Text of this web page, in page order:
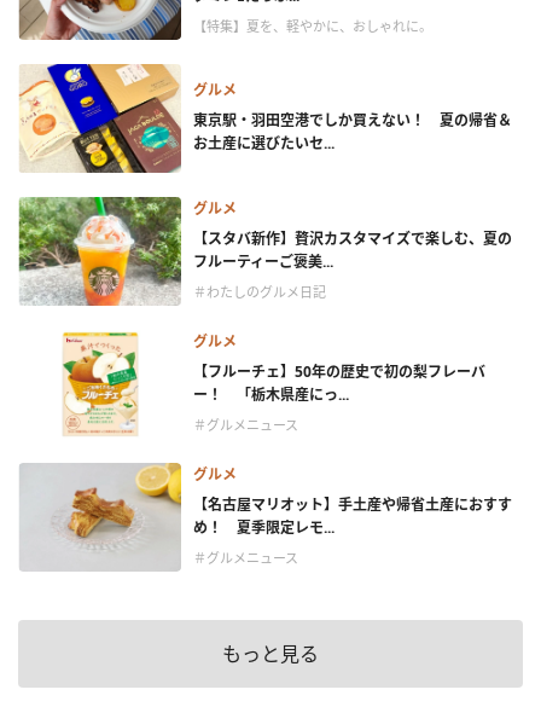
【特集】夏を、軽やかに、おしゃれに。
グルメ
東京駅・羽田空港でしか買えない！ 夏の帰省＆
お土産に選びたいセ...
グルメ
【スタバ新作】贅沢カスタマイズで楽しむ、夏の
フルーティーご褒美...
＃わたしのグルメ日記
グルメ
【フルーチェ】50年の歴史で初の梨フレーバ
ー！ 「栃木県産にっ...
＃グルメニュース
グルメ
【名古屋マリオット】手土産や帰省土産におすす
め！ 夏季限定レモ...
＃グルメニュース
もっと見る